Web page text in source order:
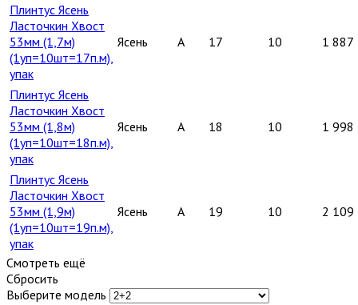
Плинтус Ясень
Ласточкин Хвост
53мм (1,7м)
(1уп=10шт=17п.м),
упак
Ясень A 17 10 1 887
Плинтус Ясень
Ласточкин Хвост
53мм (1,8м)
(1уп=10шт=18п.м),
упак
Ясень A 18 10 1 998
Плинтус Ясень
Ласточкин Хвост
53мм (1,9м)
(1уп=10шт=19п.м),
упак
Ясень A 19 10 2 109
Смотреть ещё
Сбросить
Выберите модель